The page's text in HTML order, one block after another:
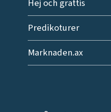
Hej och grattis
Predikoturer
Marknaden.ax